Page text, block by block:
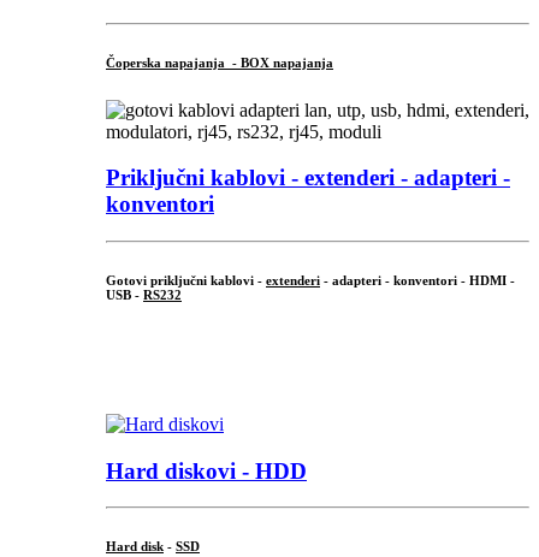
Čoperska napajanja - BOX napajanja
Priključni kablovi - extenderi - adapteri -
konventori
Gotovi priključni kablovi - extenderi - adapteri - konventori - HDMI -
USB - RS232
Hard diskovi - HDD
Hard disk - SSD